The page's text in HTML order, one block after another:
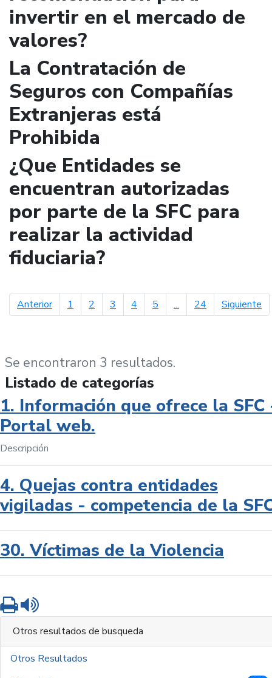
invertir en el mercado de
valores?
La Contratación de
Seguros con Compañías
Extranjeras está
Prohibida
¿Que Entidades se
encuentran autorizadas
por parte de la SFC para
realizar la actividad
fiduciaria?
Anteriorpágina anterior
1 2 3 4 5 ... 24 Siguiente
Se encontraron 3 resultados.
Listado de categorías
1. Información que ofrece la SFC
Portal web.
Descripción
4. Quejas contra entidades
vigiladas - competencia de la
30. Víctimas de la Violencia
Imprimir
Otros resultados de busqueda
Otros Resultados